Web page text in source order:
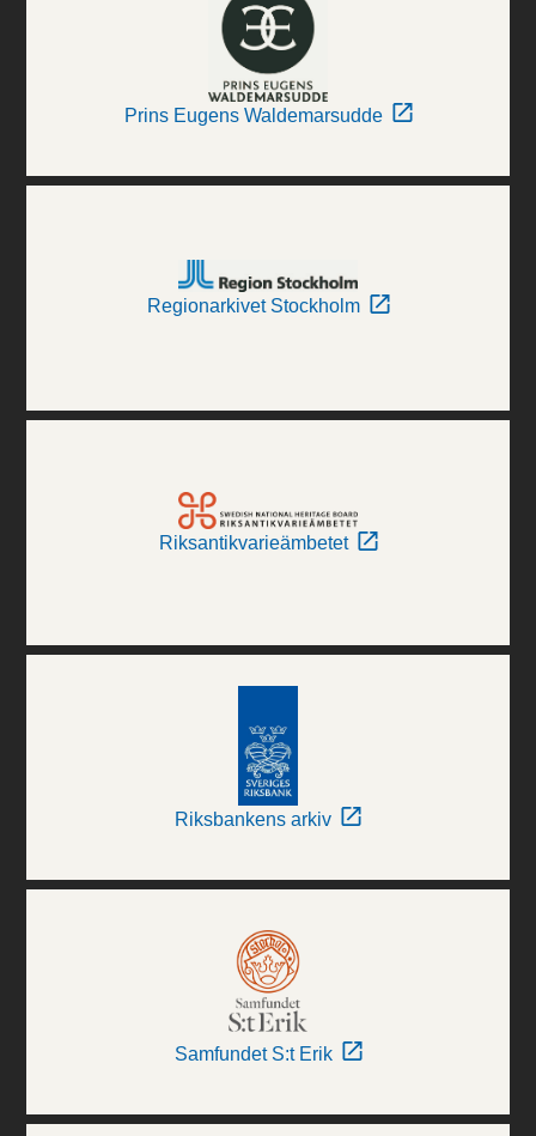
Prins Eugens Waldemarsudde
Regionarkivet Stockholm
Riksantikvarieämbetet
Riksbankens arkiv
Samfundet S:t Erik